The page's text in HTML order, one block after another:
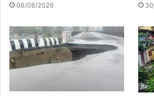
06/08/2026